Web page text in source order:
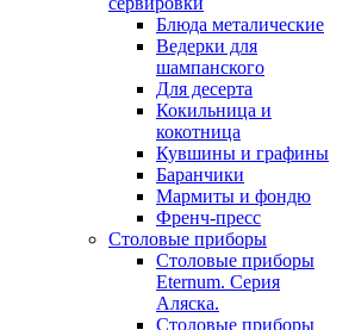
Блюда металические
Ведерки для
шампанского
Для десерта
Кокильница и
кокотница
Кувшины и графины
Баранчики
Мармиты и фондю
Френч-пресс
Столовые приборы
Столовые приборы
Eternum. Серия
Аляска.
Столовые приборы